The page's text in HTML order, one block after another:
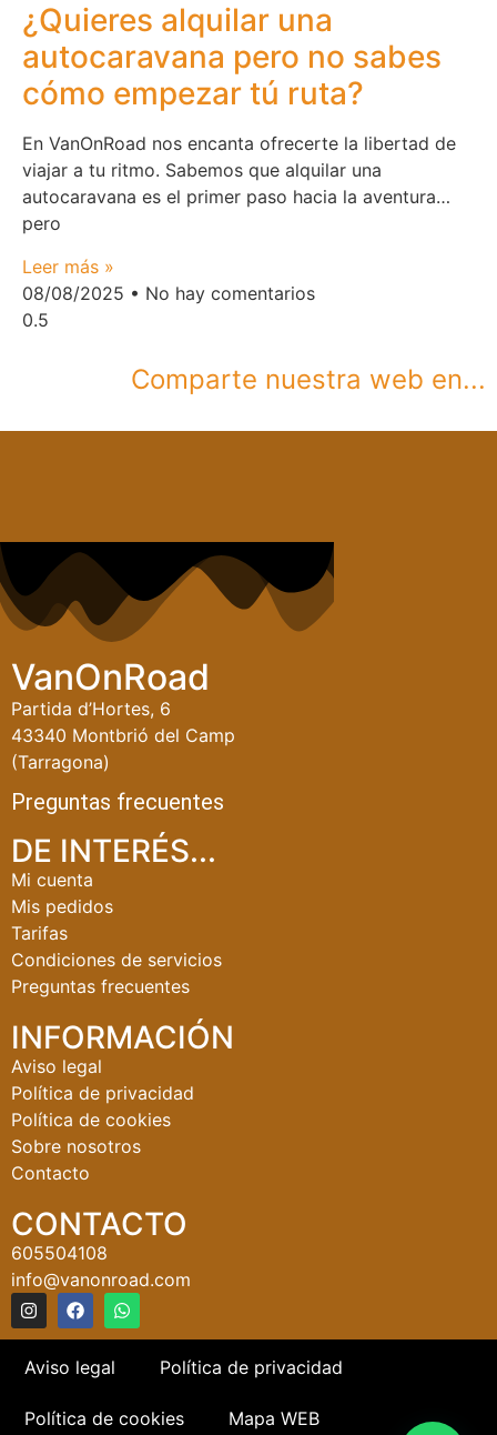
¿Quieres alquilar una
autocaravana pero no sabes
cómo empezar tú ruta?
En VanOnRoad nos encanta ofrecerte la libertad de
viajar a tu ritmo. Sabemos que alquilar una
autocaravana es el primer paso hacia la aventura…
pero
Leer más »
08/08/2025
No hay comentarios
Comparte nuestra web en...
VanOnRoad
Partida d’Hortes, 6
43340 Montbrió del Camp
(Tarragona)
Preguntas frecuentes
DE INTERÉS...
Mi cuenta
Mis pedidos
Tarifas
Condiciones de servicios
Preguntas frecuentes
INFORMACIÓN
Aviso legal
Política de privacidad
Política de cookies
Sobre nosotros
Contacto
CONTACTO
605504108
info@vanonroad.com
Aviso legal Política de privacidad
Política de cookies Mapa WEB